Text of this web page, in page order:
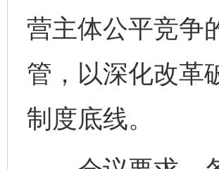
营主体公平竞争
管，以深化改革
制度底线。